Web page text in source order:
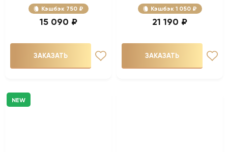
Кэшбэк 750 ₽
15 090 ₽
ЗАКАЗАТЬ
Кэшбэк 1 050 ₽
21 190 ₽
ЗАКАЗАТЬ
NEW